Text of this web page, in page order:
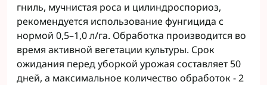
гниль, мучнистая роса и цилиндроспориоз,
рекомендуется использование фунгицида с
нормой 0,5–1,0 л/га. Обработка производится во
время активной вегетации культуры. Срок
ожидания перед уборкой урожая составляет 50
дней, а максимальное количество обработок - 2